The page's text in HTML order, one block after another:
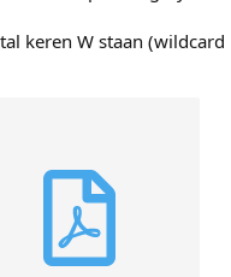
keren W staan